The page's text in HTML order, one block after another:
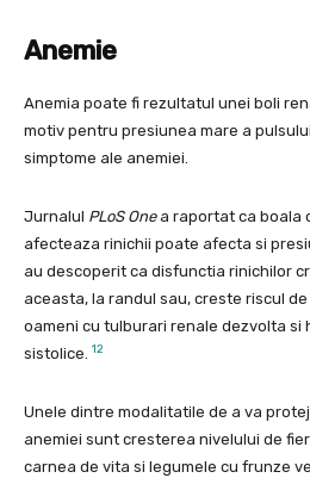
Anemie
Anemia poate fi rezultatul unei boli
motiv pentru presiunea mare a
simptome ale anemiei.
Jurnalul PLoS Onea raportat ca boala
afecteaza rinichii poate afecta si
au descoperit ca disfunctia rinichilor
aceasta, la randul sau, creste riscul
oameni cu tulburari renale dezvolta si
sistolice.
12
Unele dintre modalitatile de a va
anemiei sunt cresterea nivelului de
carnea de vita si legumele cu frunze